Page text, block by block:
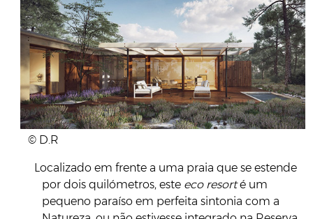
© D.R
Localizado em frente a uma praia que se estende
por dois quilómetros, este eco resorté um
pequeno paraíso em perfeita sintonia com a